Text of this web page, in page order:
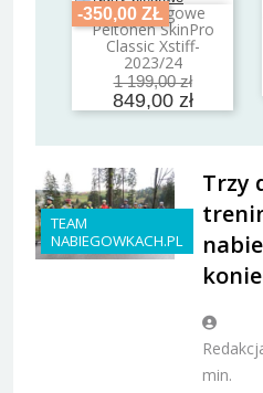
-350,00 ZŁ
Narty biegowe
Peltonen SkinPro
Classic Xstiff-
2023/24
1 199,00 zł
849,00 zł
Dodaj do koszyka
TEAM
NABIEGOWKACH.PL
Trzy
min.